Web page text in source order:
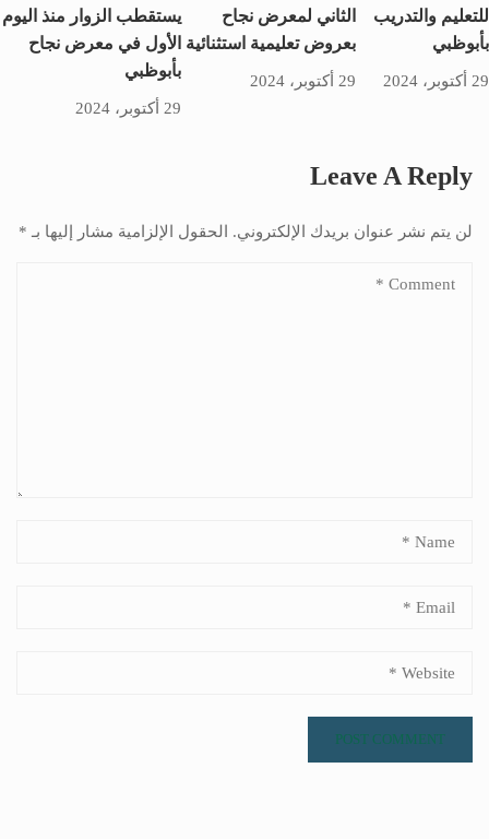
للتعليم والتدريب
بأبوظبي
29 أكتوبر، 2024
الثاني لمعرض نجاح
بعروض تعليمية استثنائية
29 أكتوبر، 2024
يستقطب الزوار منذ اليوم
الأول في معرض نجاح
بأبوظبي
29 أكتوبر، 2024
Leave A Reply
لن يتم نشر عنوان بريدك الإلكتروني. الحقول الإلزامية مشار إليها بـ *